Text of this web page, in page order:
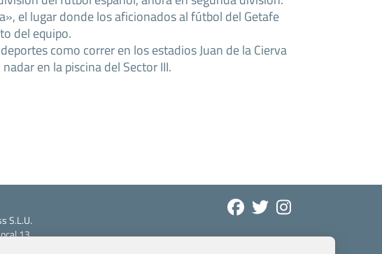
el lugar donde los aficionados al fútbol del Getafe
del equipo.
como correr en los estadios Juan de la Cierva
en la piscina del Sector III.
S.L.U.
13